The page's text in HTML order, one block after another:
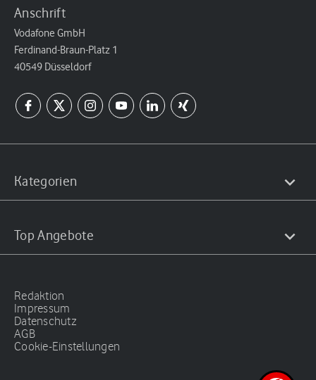
Anschrift
Vodafone GmbH
Ferdinand-Braun-Platz 1
40549 Düsseldorf
Kategorien
Top Angebote
Redaktion
Impressum
Datenschutz
AGB
Cookie-Einstellungen